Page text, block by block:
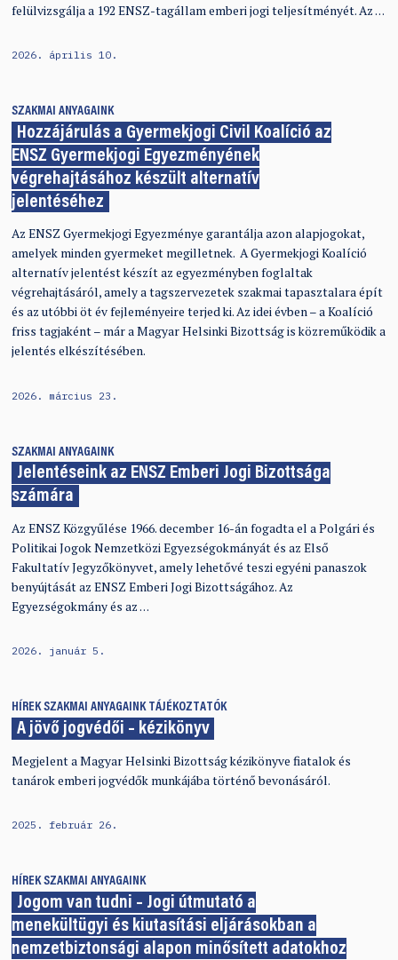
felülvizsgálja a 192 ENSZ-tagállam emberi jogi teljesítményét. Az …
2026. április 10.
SZAKMAI ANYAGAINK
Hozzájárulás a Gyermekjogi Civil Koalíció az
ENSZ Gyermekjogi Egyezményének
végrehajtásához készült alternatív
jelentéséhez
Az ENSZ Gyermekjogi Egyezménye garantálja azon alapjogokat,
amelyek minden gyermeket megilletnek. A Gyermekjogi Koalíció
alternatív jelentést készít az egyezményben foglaltak
végrehajtásáról, amely a tagszervezetek szakmai tapasztalara épít
és az utóbbi öt év fejleményeire terjed ki. Az idei évben – a Koalíció
friss tagjaként – már a Magyar Helsinki Bizottság is közreműködik a
jelentés elkészítésében.
2026. március 23.
SZAKMAI ANYAGAINK
Jelentéseink az ENSZ Emberi Jogi Bizottsága
számára
Az ENSZ Közgyűlése 1966. december 16-án fogadta el a Polgári és
Politikai Jogok Nemzetközi Egyezségokmányát és az Első
Fakultatív Jegyzőkönyvet, amely lehetővé teszi egyéni panaszok
benyújtását az ENSZ Emberi Jogi Bizottságához. Az
Egyezségokmány és az …
2026. január 5.
HÍREK SZAKMAI ANYAGAINK TÁJÉKOZTATÓK
A jövő jogvédői – kézikönyv
Megjelent a Magyar Helsinki Bizottság kézikönyve fiatalok és
tanárok emberi jogvédők munkájába történő bevonásáról.
2025. február 26.
HÍREK SZAKMAI ANYAGAINK
Jogom van tudni – Jogi útmutató a
menekültügyi és kiutasítási eljárásokban a
nemzetbiztonsági alapon minősített adatokhoz